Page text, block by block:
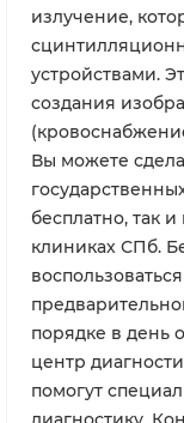
излучение,
устройствами.
создания
Вы можете
бесплатно, так
клиниках СПб.
порядке в день
центр
помогут